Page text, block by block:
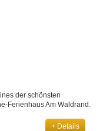
der schönsten
Ferienhaus Am Waldrand.
+ Details